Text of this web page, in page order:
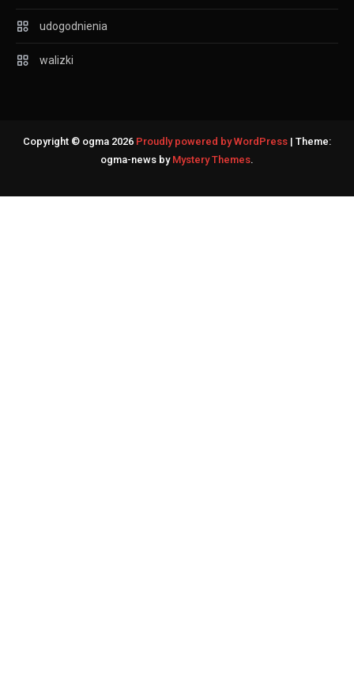
udogodnienia
walizki
Copyright © ogma 2026 Proudly powered by WordPress | Theme:
ogma-news by Mystery Themes.